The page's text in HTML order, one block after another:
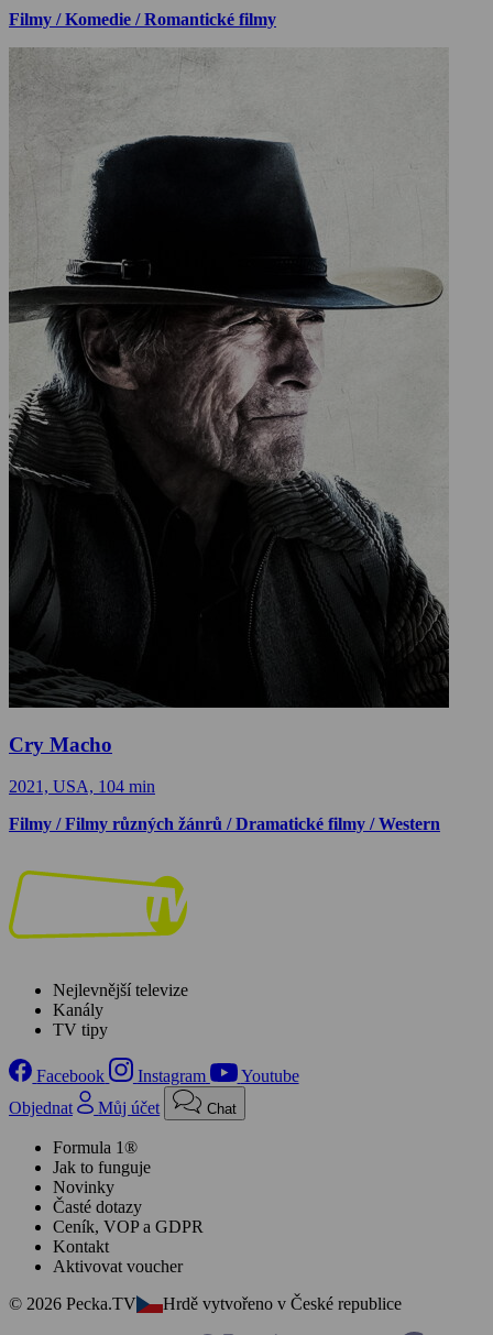
Filmy / Komedie / Romantické filmy
Cry Macho
2021, USA, 104 min
Filmy / Filmy různých žánrů / Dramatické filmy / Western
Nejlevnější televize
Kanály
TV tipy
Facebook Instagram
Youtube
Objednat
Můj účet Chat
Formula 1®
Jak to funguje
Novinky
Časté dotazy
Ceník, VOP a GDPR
Kontakt
Aktivovat voucher
© 2026 Pecka.TV
Hrdě vytvořeno v České republice